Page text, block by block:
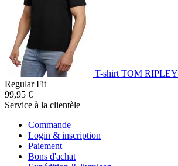
T-shirt TOM RIPLEY
Regular Fit
99,95 €
Service à la clientèle
Commande
Login & inscription
Paiement
Bons d'achat